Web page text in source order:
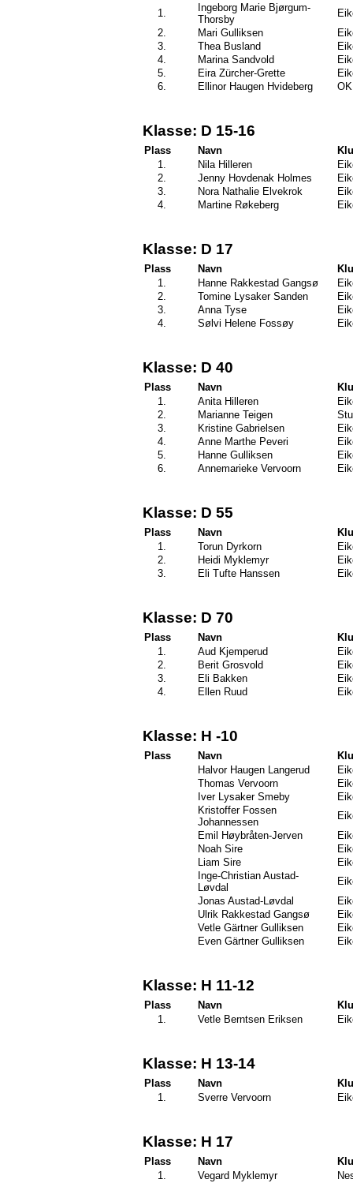
1.
Ingeborg Marie Bjørgum-
Thorsby
2.
Mari Gulliksen
3.
Thea Busland
4.
Marina Sandvold
5.
Eira Zürcher-Grette
6.
Ellinor Haugen Hvideberg
Klasse: D 15-16
Plass Navn
1.
Nila Hilleren
2.
Jenny Hovdenak Holmes
3.
Nora Nathalie Elvekrok
4.
Martine Røkeberg
Klasse: D 17
Plass Navn
1.
Hanne Rakkestad Gangsø
2.
Tomine Lysaker Sanden
3.
Anna Tyse
4.
Sølvi Helene Fossøy
Klasse: D 40
Plass Navn
1.
Anita Hilleren
2.
Marianne Teigen
3.
Kristine Gabrielsen
4.
Anne Marthe Peveri
5.
Hanne Gulliksen
6.
Annemarieke Vervoorn
Klasse: D 55
Plass Navn
1.
Torun Dyrkorn
2.
Heidi Myklemyr
3.
Eli Tufte Hanssen
Klasse: D 70
Plass Navn
1.
Aud Kjemperud
2.
Berit Grosvold
3.
Eli Bakken
4.
Ellen Ruud
Klasse: H -10
Plass Navn
Halvor Haugen Langerud
Thomas Vervoorn
Iver Lysaker Smeby
Kristoffer Fossen
Johannessen
Emil Høybråten-Jerven
Noah Sire
Liam Sire
Inge-Christian Austad-
Løvdal
Jonas Austad-Løvdal
Ulrik Rakkestad Gangsø
Vetle Gärtner Gulliksen
Even Gärtner Gulliksen
Klasse: H 11-12
Plass Navn
1.
Vetle Berntsen Eriksen
Klasse: H 13-14
Plass Navn
1.
Sverre Vervoorn
Klasse: H 17
Plass Navn
1.
Vegard Myklemyr